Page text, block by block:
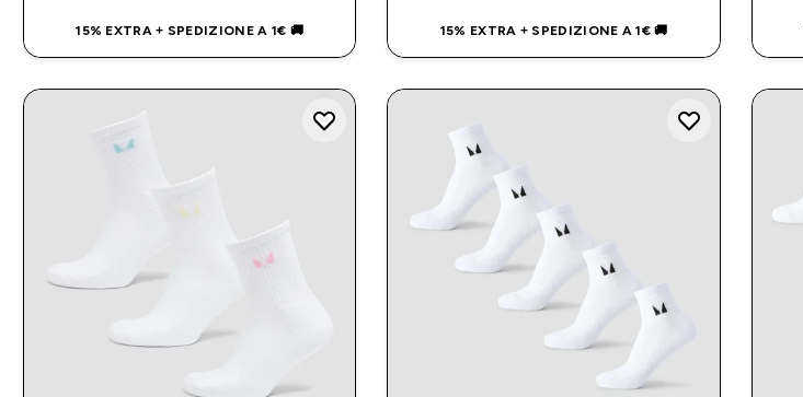
15% EXTRA + SPEDIZIONE A 1€ 🚚 15% EXTRA + SPEDIZIONE A 1€ 🚚